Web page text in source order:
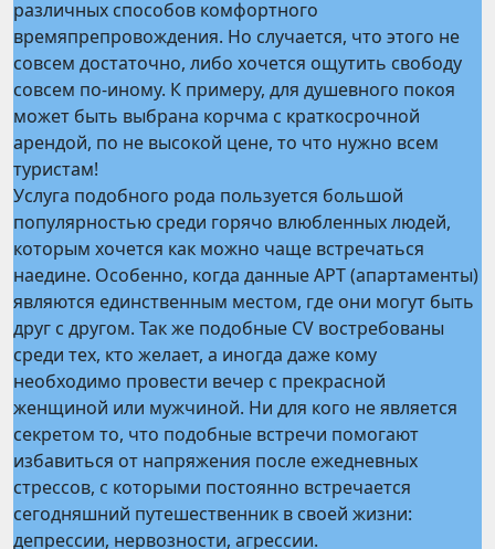
различных способов комфортного
времяпрепровождения. Но случается, что этого не
совсем достаточно, либо хочется ощутить свободу
совсем по-иному. К примеру, для душевного покоя
может быть выбрана корчма с краткосрочной
арендой, по не высокой цене, то что нужно всем
туристам!
Услуга подобного рода пользуется большой
популярностью среди горячо влюбленных людей,
которым хочется как можно чаще встречаться
наедине. Особенно, когда данные APT (апартаменты)
являются единственным местом, где они могут быть
друг с другом. Так же подобные CV востребованы
среди тех, кто желает, а иногда даже кому
необходимо провести вечер с прекрасной
женщиной или мужчиной. Ни для кого не является
секретом то, что подобные встречи помогают
избавиться от напряжения после ежедневных
стрессов, с которыми постоянно встречается
сегодняшний путешественник в своей жизни:
депрессии, нервозности, агрессии.